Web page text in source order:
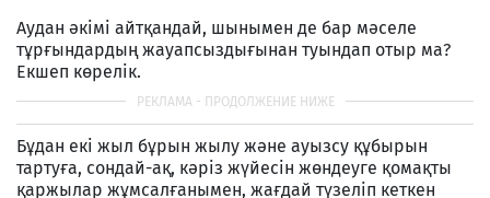
Аудан әкімі айтқандай, шынымен де бар мәселе
тұрғындардың жауапсыздығынан туындап отыр ма?
Екшеп көрелік.
Бұдан екі жыл бұрын жылу және ауызсу құбырын
тартуға, сондай-ақ, кәріз жүйесін жөндеуге қомақты
қаржылар жұмсалғанымен, жағдай түзеліп кеткен